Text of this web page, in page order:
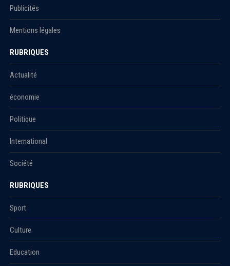
Publicités
Mentions légales
RUBRIQUES
Actualité
économie
Politique
International
Société
RUBRIQUES
Sport
Culture
Education